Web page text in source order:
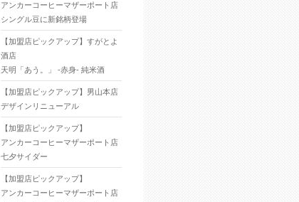
アンカーコーヒーマザーポート店
シングル豆に新銘柄登場
【加盟店ピックアップ】すがとよ
酒店
天明「あう。」 -赤身- 純米酒
【加盟店ピックアップ】男山本店
デザインリニューアル
【加盟店ピックアップ】
アンカーコーヒーマザーポート店
七夕サイダー
【加盟店ピックアップ】
アンカーコーヒーマザーポート店